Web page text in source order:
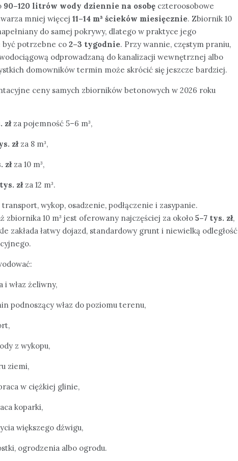
90–120 litrów wody dziennie na osobę czteroosobowe
mniej więcej 11–14 m³ ścieków miesięcznie. Zbiornik 10
do samej pokrywy, dlatego w praktyce jego
potrzebne co 2–3 tygodnie. Przy wannie, częstym praniu,
odprowadzaną do kanalizacji wewnętrznej albo
domowników termin może skrócić się jeszcze bardziej.
ceny samych zbiorników betonowych w 2026 roku
zł za pojemność 5–6 m³,
zł za 8 m³,
zł za 10 m³,
zł za 12 m³.
wykop, osadzenie, podłączenie i zasypanie.
zbiornika 10 m³ jest oferowany najczęściej za około 5–7 tys. zł,
zakłada łatwy dojazd, standardowy grunt i niewielką odległość
i właz żeliwny,
podnoszący właz do poziomu terenu,
z wykopu,
ziemi,
w ciężkiej glinie,
koparki,
większego dźwigu,
ogrodzenia albo ogrodu.